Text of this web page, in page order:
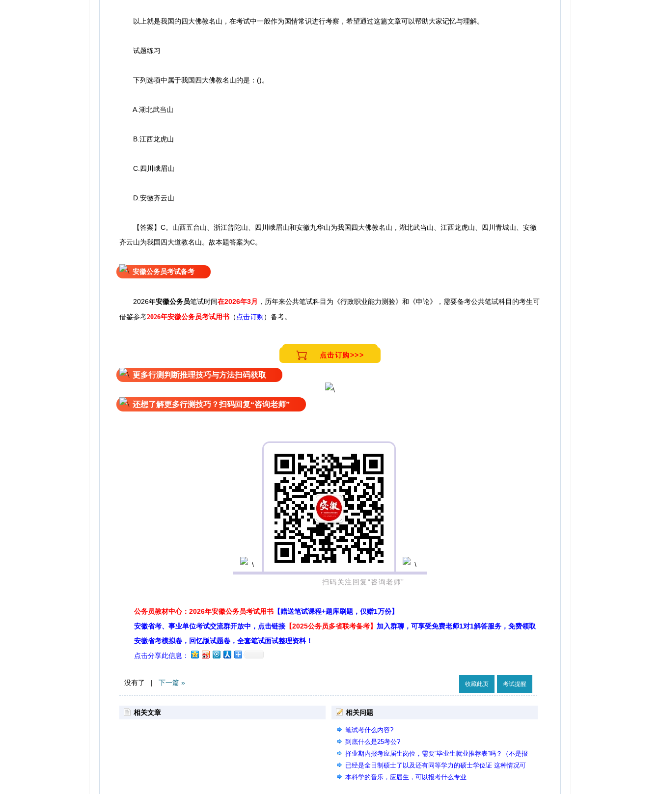
以上就是我国的四大佛教名山，在考试中一般作为国情常识进行考察，希望通过这篇文章可以帮助大家记忆与理解。
试题练习
下列选项中属于我国四大佛教名山的是：()。
A.湖北武当山
B.江西龙虎山
C.四川峨眉山
D.安徽齐云山
【答案】C。山西五台山、浙江普陀山、四川峨眉山和安徽九华山为我国四大佛教名山，湖北武当山、江西龙虎山、四川青城山、安徽
齐云山为我国四大道教名山。故本题答案为C。
安徽公务员考试备考
2026年安徽公务员笔试时间在2026年3月 ，历年来公共笔试科目为《行政职业能力测验》和《申论》，需要备考公共笔试科目的考生可
借鉴参考2026年安徽公务员考试用书 （ 点击订购）备考。
点击订购>>>
更多行测判断推理技巧与方法扫码获取
还想了解更多行测技巧？扫码回复“咨询老师”
扫码关注回复“咨询老师”
公务员教材中心：2026年安徽公务员考试用书 【赠送笔试课程+题库刷题，仅赠1万份】
安徽省考、事业单位考试交流群开放中，点击链接 【2025公务员多省联考备考】 加入群聊，可享受免费老师1对1解答服务，免费领取
安徽省考模拟卷，回忆版试题卷，全套笔试面试整理资料！
点击分享此信息：
没有了 | 下一篇 » 收藏此页 考试提醒
相关文章 相关问题
笔试考什么内容?
到底什么是25考公?
择业期内报考应届生岗位，需要“毕业生就业推荐表”吗？（不是报
名推荐表）在哪个环节需要？
已经是全日制硕士了以及还有同等学力的硕士学位证 这种情况可
以用同等学力的专业报考要求是硕士的岗吗
本科学的音乐，应届生，可以报考什么专业